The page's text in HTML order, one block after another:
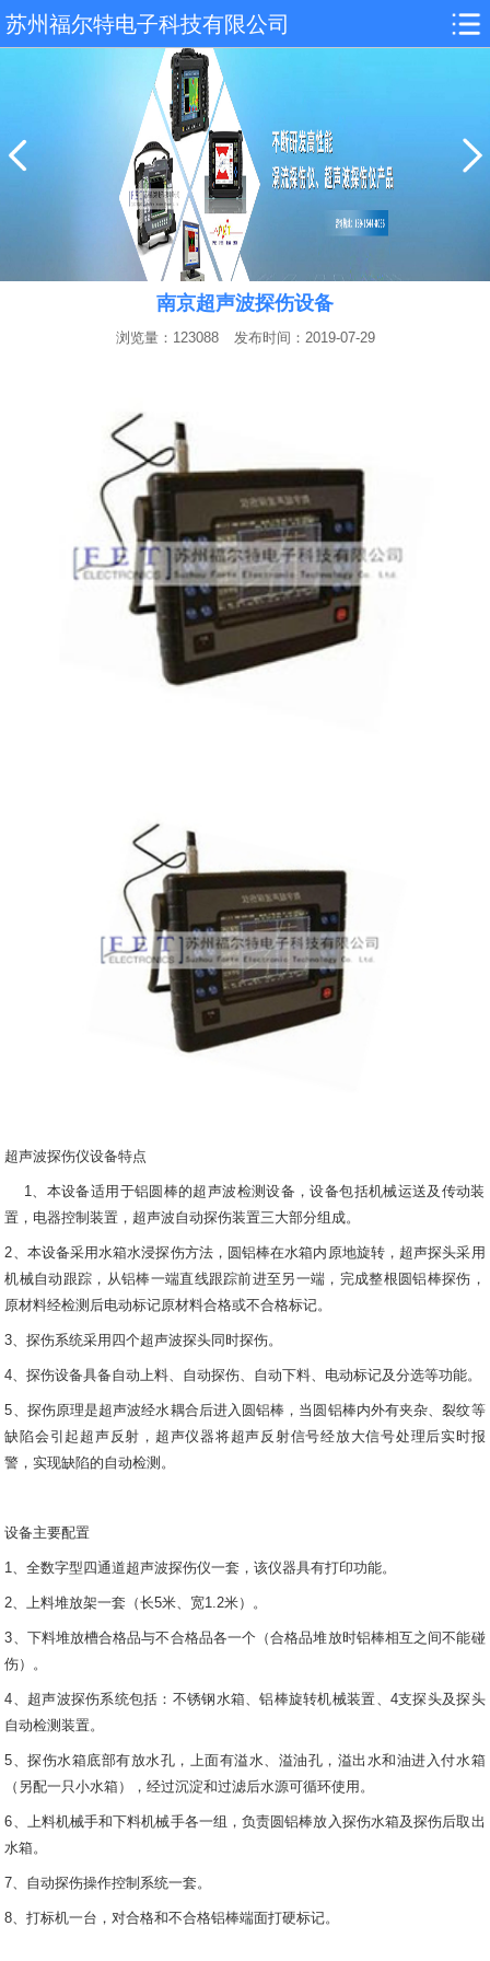
苏州福尔特电子科技有限公司
南京超声波探伤设备
浏览量：123088 发布时间：2019-07-29
超声波探伤仪设备特点
1、本设备适用于铝圆棒的超声波检测设备，设备包括机械运送及传动装
置，电器控制装置，超声波自动探伤装置三大部分组成。
2、本设备采用水箱水浸探伤方法，圆铝棒在水箱内原地旋转，超声探头采用
机械自动跟踪，从铝棒一端直线跟踪前进至另一端，完成整根圆铝棒探伤，
原材料经检测后电动标记原材料合格或不合格标记。
3、探伤系统采用四个超声波探头同时探伤。
4、探伤设备具备自动上料、自动探伤、自动下料、电动标记及分选等功能。
5、探伤原理是超声波经水耦合后进入圆铝棒，当圆铝棒内外有夹杂、裂纹等
缺陷会引起超声反射，超声仪器将超声反射信号经放大信号处理后实时报
警，实现缺陷的自动检测。
设备主要配置
1、全数字型四通道超声波探伤仪一套，该仪器具有打印功能。
2、上料堆放架一套（长5米、宽1.2米）。
3、下料堆放槽合格品与不合格品各一个（合格品堆放时铝棒相互之间不能碰
伤）。
4、超声波探伤系统包括：不锈钢水箱、铝棒旋转机械装置、4支探头及探头
自动检测装置。
5、探伤水箱底部有放水孔，上面有溢水、溢油孔，溢出水和油进入付水箱
（另配一只小水箱），经过沉淀和过滤后水源可循环使用。
6、上料机械手和下料机械手各一组，负责圆铝棒放入探伤水箱及探伤后取出
水箱。
7、自动探伤操作控制系统一套。
8、打标机一台，对合格和不合格铝棒端面打硬标记。